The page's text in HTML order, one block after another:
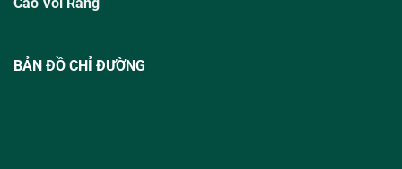
BẢN ĐỒ CHỈ ĐƯỜNG